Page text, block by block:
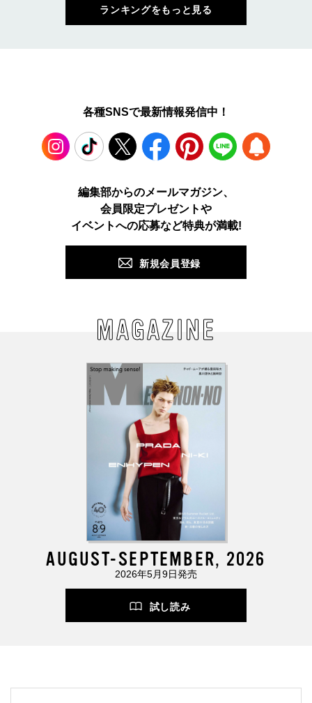
ランキングをもっと見る
各種SNSで最新情報発信中！
TikTok X Facebook Pinterest LINE
編集部からのメールマガジン、
会員限定プレゼントや
イベントへの応募など特典が満載!
新規会員登録
MAGAZINE
AUGUST-SEPTEMBER, 2026
2026年5月9日発売
試し読み